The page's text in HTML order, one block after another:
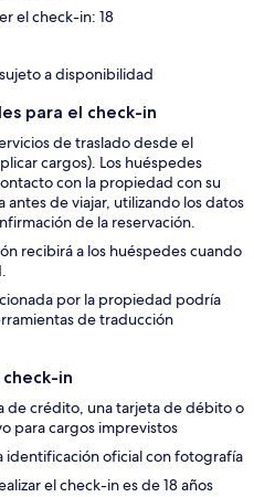
el check-in: 18
a disponibilidad
para el check-in
de traslado desde el
cargos). Los huéspedes
con la propiedad con su
de viajar, utilizando los datos
de la reservación.
recibirá a los huéspedes cuando
por la propiedad podría
de traducción
in
de crédito, una tarjeta de débito o
para cargos imprevistos
identificación oficial con fotografía
el check-in es de 18 años